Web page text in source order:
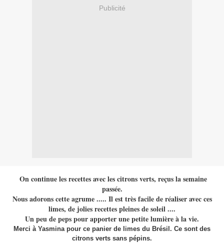
Publicité
On continue les recettes avec les citrons verts, reçus la semaine
passée.
Nous adorons cette agrume ..... Il est très facile de réaliser avec ces
limes, de jolies recettes pleines de soleil ....
Un peu de peps pour apporter une petite lumière à la vie.
Merci à Yasmina pour ce panier de limes du Brésil. Ce sont des
citrons verts sans pépins.